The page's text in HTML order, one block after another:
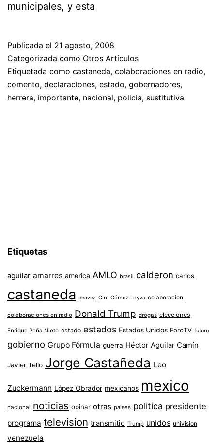
municipales, y esta
Publicada el 21 agosto, 2008
Categorizada como Otros Artículos
Etiquetada como castaneda, colaboraciones en radio,
comento, declaraciones, estado, gobernadores,
herrera, importante, nacional, policia, sustitutiva
Etiquetas
aguilar amarres america AMLO brasil calderon carlos
castaneda chavez Ciro Gómez Leyva colaboracion
colaboraciones en radio Donald Trump drogas elecciones
Enrique Peña Nieto estado estados Estados Unidos ForoTV futuro
gobierno Grupo Fórmula guerra Héctor Aguilar Camín
Javier Tello Jorge Castañeda Leo
Zuckermann López Obrador mexicanos mexico
nacional noticias opinar otras paises politica presidente
programa television transmitio Trump unidos univision
venezuela